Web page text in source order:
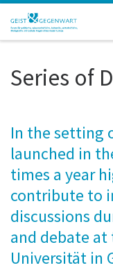
Zum Inhalt springen
Series of
In the setting
launched in
times a year
contribute to
discussions
and debate at
Universität in